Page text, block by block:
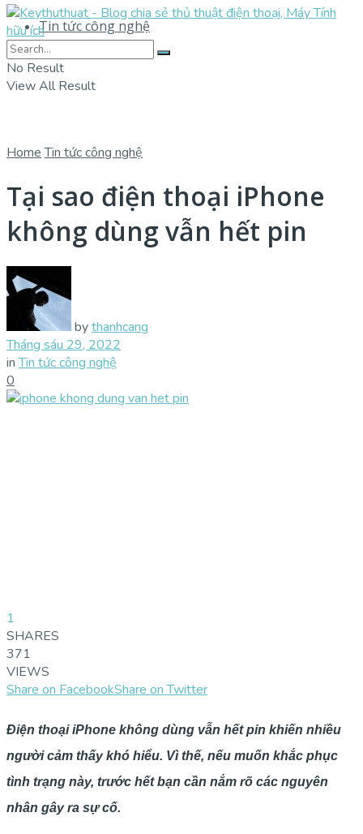
Tin tức công nghệ
No Result
View All Result
Home Tin tức công nghệ
Tại sao điện thoại iPhone
không dùng vẫn hết pin
bythanhcang
Tháng sáu 29, 2022
in Tin tức công nghệ
0
1
SHARES
371
VIEWS
Share on FacebookShare on Twitter
Điện thoại iPhone không dùng vẫn hết pin khiến nhiều
người cảm thấy khó hiểu. Vì thế, nếu muốn khắc phục
tình trạng này, trước hết bạn cần nắm rõ các nguyên
nhân gây ra sự cố.